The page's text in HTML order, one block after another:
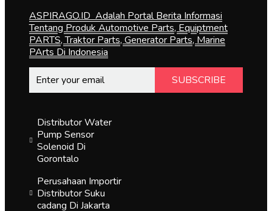
ASPIRAGO.ID Adalah Portal Berita Informasi
Tentang Produk Automotive Parts, Equiptment
PARTS, Traktor Parts, Generator Parts, Marine
PArts Di Indonesia
SUBSCRIBE
Distributor Water
Pump Sensor
Solenoid Di
Gorontalo
Perusahaan Importir
Distributor Suku
cadang Di Jakarta